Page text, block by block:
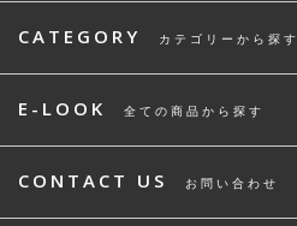
CATEGORY カテゴリーから探す
E-LOOK 全ての商品から探す
CONTACT US お問い合わせ